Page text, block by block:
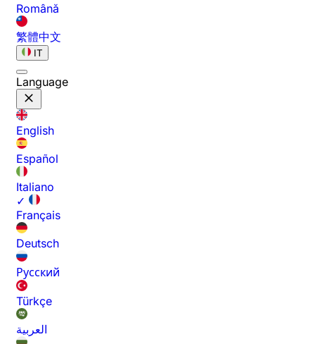
Română
繁體中文
IT
Language
English
Español
Italiano
✓
Français
Deutsch
Русский
Türkçe
العربية